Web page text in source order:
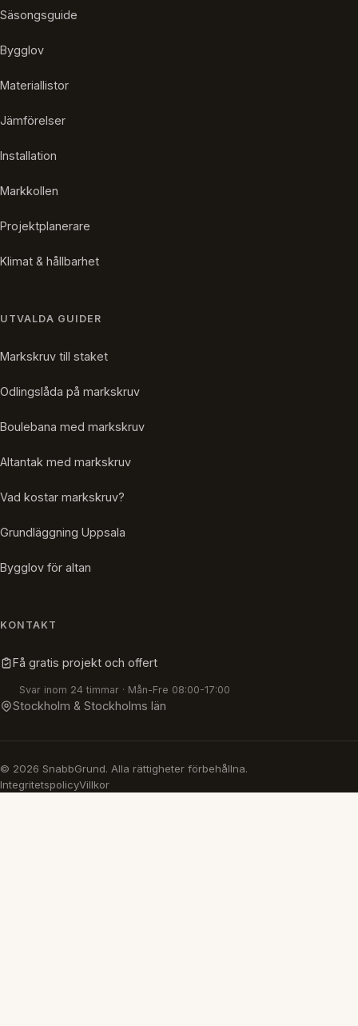
Säsongsguide
Bygglov
Materiallistor
Jämförelser
Installation
Markkollen
Projektplanerare
Klimat & hållbarhet
UTVALDA GUIDER
Markskruv till staket
Odlingslåda på markskruv
Boulebana med markskruv
Altantak med markskruv
Vad kostar markskruv?
Grundläggning Uppsala
Bygglov för altan
KONTAKT
Få gratis projekt och offert
Svar inom 24 timmar · Mån-Fre 08:00-17:00
Stockholm & Stockholms län
© 2026 SnabbGrund. Alla rättigheter förbehållna.
IntegritetspolicyVillkor